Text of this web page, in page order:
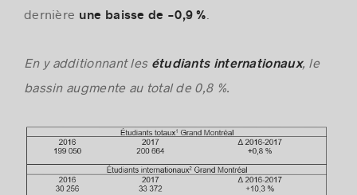
dernière une baisse de -0,9 %
En y additionnant les étudiants internationaux, le
bassin augmente au total de 0,8 %.